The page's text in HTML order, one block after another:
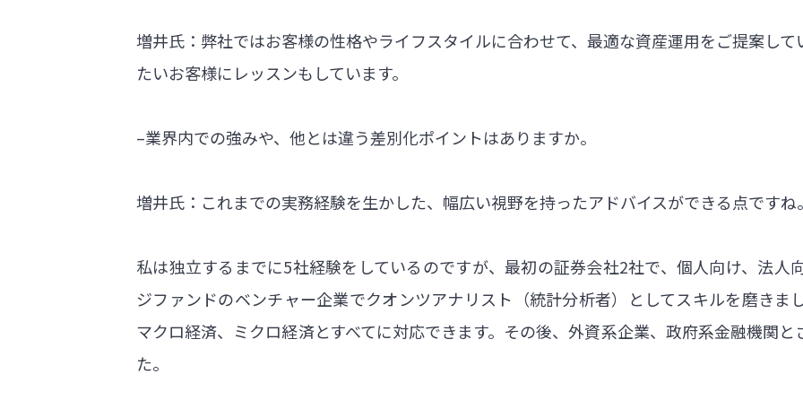
増井氏：弊社ではお客様の性格やライフスタイルに合わせて、最適な資産運用をご提案し
たいお客様にレッスンもしています。
–業界内での強みや、他とは違う差別化ポイントはありますか。
増井氏：これまでの実務経験を生かした、幅広い視野を持ったアドバイスができる点ですね
私は独立するまでに5社経験をしているのですが、最初の証券会社2社で、個人向け、法人
ジファンドのベンチャー企業でクオンツアナリスト（統計分析者）としてスキルを磨きま
マクロ経済、ミクロ経済とすべてに対応できます。その後、外資系企業、政府系金融機関
た。